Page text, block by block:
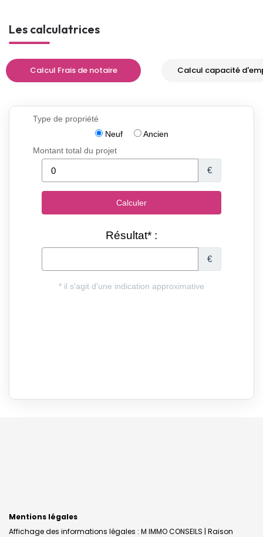
Les calculatrices
Calcul Frais de notaire Calcul capacité
Mentions légales
Affichage des informations légales : M IMMO CONSEILS | Raison